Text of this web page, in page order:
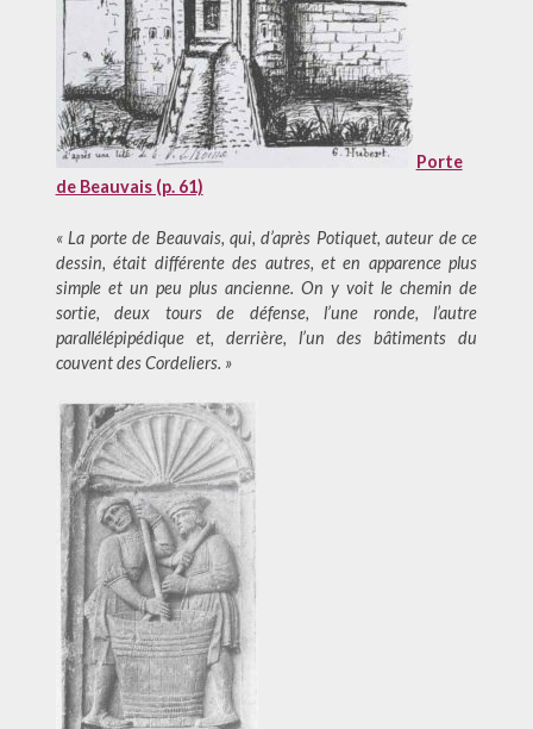
Porte
de Beauvais (p. 61)
« La porte de Beauvais, qui, d’après Potiquet, auteur de ce
dessin, était différente des autres, et en apparence plus
simple et un peu plus ancienne. On y voit le chemin de
sortie, deux tours de défense, l’une ronde, l’autre
parallélépipédique et, derrière, l’un des bâtiments du
couvent des Cordeliers. »